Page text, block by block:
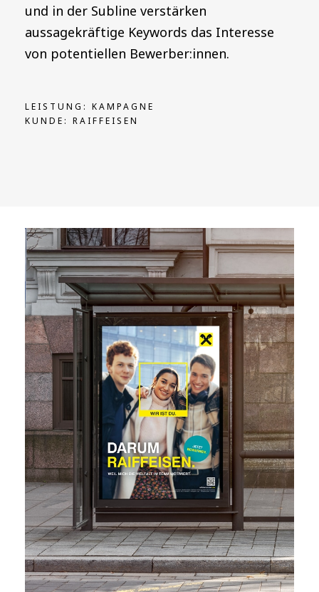
und in der Subline verstärken
aussagekräftige Keywords das Interesse
von potentiellen Bewerber:innen.
LEISTUNG: KAMPAGNE
KUNDE: RAIFFEISEN